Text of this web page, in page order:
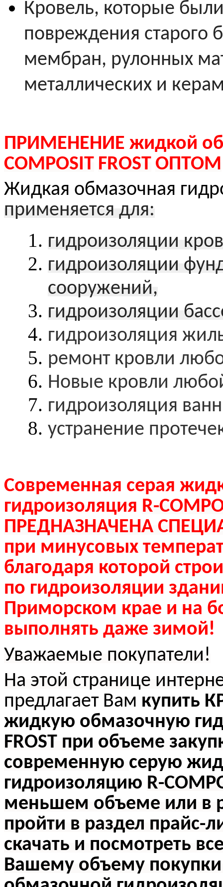
Кровель, которые
повреждения старого
мембран, рулонных
металлических и
ПРИМЕНЕНИЕ жидкой
COMPOSIT FROST ОПТОМ
Жидкая обмазочная
применяется для:
гидроизоляции
гидроизоляции
сооружений,
гидроизоляции
гидроизоляция
ремонт кровли
Новые кровли
гидроизоляция
устранение
Современная серая
гидроизоляция R-
ПРЕДНАЗНАЧЕНА
при минусовых
благодаря которой
по гидроизоляции
Приморском крае и на
выполнять даже зимой!
Уважаемые покупатели!
На этой странице
предлагает Вам купить
жидкую обмазочную
FROST при объеме
современную серую
гидроизоляцию R-
меньшем объеме или в
пройти в раздел прайс-
скачать и посмотреть
Вашему объему